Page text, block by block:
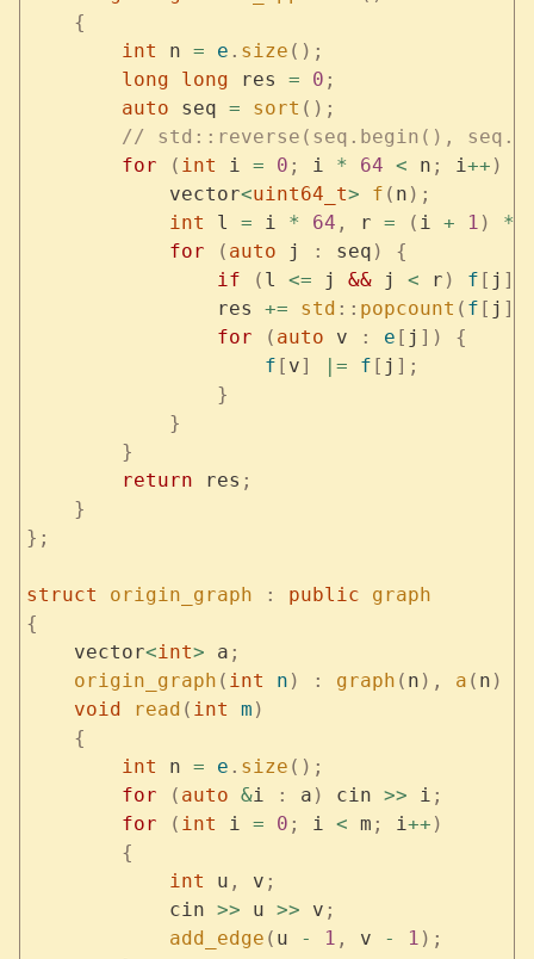
    {
        int
n = e . size ();
        long
long res = 0 ;
        auto
seq = sort ();
// std::reverse(seq.begin(),
        for
( int i = 0 ; i * 64 < n ; i++ )
            vector
<uint64_t> f ( n );
            int
l = i * 64 , r = ( i + 1 ) *
            for
( auto j : seq )
{
                if
( l <= j && j < r ) f [ j ]
                res
+= std :: popcount ( f [ j
                for
( auto v : e [ j ])
{
                    f
[ v] |= f [ j ];
                }
            }
        }
        return
res ;
    }
};
struct origin_graph : public graph
{
    vector
<int> a ;
    origin_graph
( int n ) : graph ( n ), a ( n )
    void
read ( int m )
    {
        int
n = e . size ();
        for
( auto &i : a ) cin >> i ;
        for
( int i = 0 ; i < m ; i++ )
        {
            int
u , v ;
            cin
>> u >> v ;
            add_edge
( u - 1 , v - 1 );